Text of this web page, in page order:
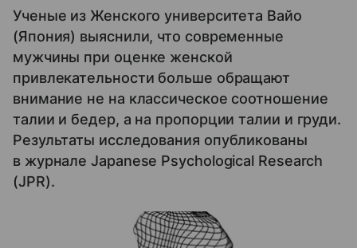
Ученые из Женского университета Вайо
(Япония) выяснили, что современные
мужчины при оценке женской
привлекательности больше обращают
внимание не на классическое соотношение
талии и бедер, а на пропорции талии и груди.
Результаты исследования опубликованы
в журнале Japanese Psychological Research
(JPR).